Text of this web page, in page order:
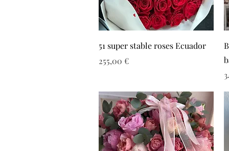
51 super stable roses Ecuador
Τιμή
255,00 €